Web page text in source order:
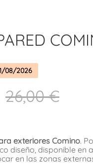
08/2026
26,00 €
exteriores Comino.
diseño, disponible en
en las zonas